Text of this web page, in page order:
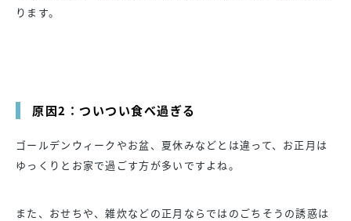
ります。
原因2：ついつい食べ過ぎる
ゴールデンウィークやお盆、夏休みなどとは違って、お正月は
ゆっくりとお家で過ごす方が多いですよね。
また、おせちや、雑炊などの正月ならではのごちそうの誘惑は